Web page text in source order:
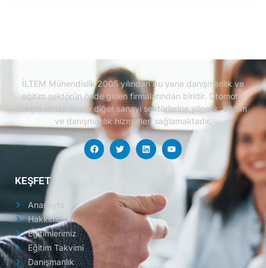
İLTEM Mühendislik 2005 yılından bu yana danışmanlık ve
eğitim sektörün önde gelen firmalarından biridir. Otomotiv
başta olmak üzere diğer sanayi sektörlerine yönelik; eğitim
ve danışmanlık hizmetleri sağlamaktadır.
KEŞFET
Anasayfa
Hakkımızda
Eğitimlerimiz
Eğitim Takvimi
Danışmanlık